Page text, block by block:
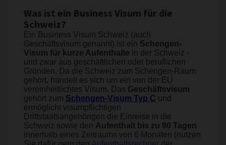
Was ist ein Business Visum für die
Schweiz?
Ein Business Visum Schweiz (auch
Geschäftsvisum genannt) ist ein Schengen-
Visum für kurze Aufenthalte in der Schweiz -
und zwar aus geschäftlichen oder beruflichen
Gründen. Da die Schweiz zum Schengen-Raum
gehört, handelt es sich um ein von der EU
vereinheitlichtes Visum. Das Geschäftsvisum
gehört zum Schengen-Visum Typ C und
ermöglicht visumpflichtigen
Drittstaatsangehörigen die Einreise in die
Schweiz sowie den Aufenthalt bis zu 90 Tagen
innerhalb eines Zeitraums von 6 Monaten (nutzen